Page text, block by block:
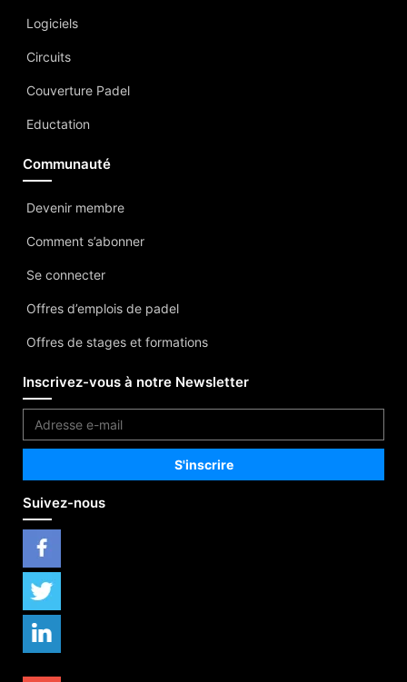
Logiciels
Circuits
Couverture Padel
Eductation
Communauté
Devenir membre
Comment s’abonner
Se connecter
Offres d’emplois de padel
Offres de stages et formations
Inscrivez-vous à notre Newsletter
Suivez-nous